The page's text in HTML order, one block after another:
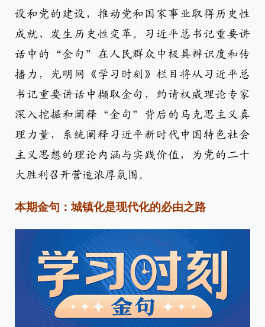
设和党的建设，推动党和国家事业取得历史性
成就、发生历史性变革。习近平总书记重要讲
话中的“金句”在人民群众中极具辨识度和传
播力，光明网《学习时刻》栏目将从习近平总
书记重要讲话中撷取金句，约请权威理论专家
深入挖掘和阐释“金句”背后的马克思主义真
理力量，系统阐释习近平新时代中国特色社会
主义思想的理论内涵与实践价值，为党的二十
大胜利召开营造浓厚氛围。
本期金句：城镇化是现代化的必由之路